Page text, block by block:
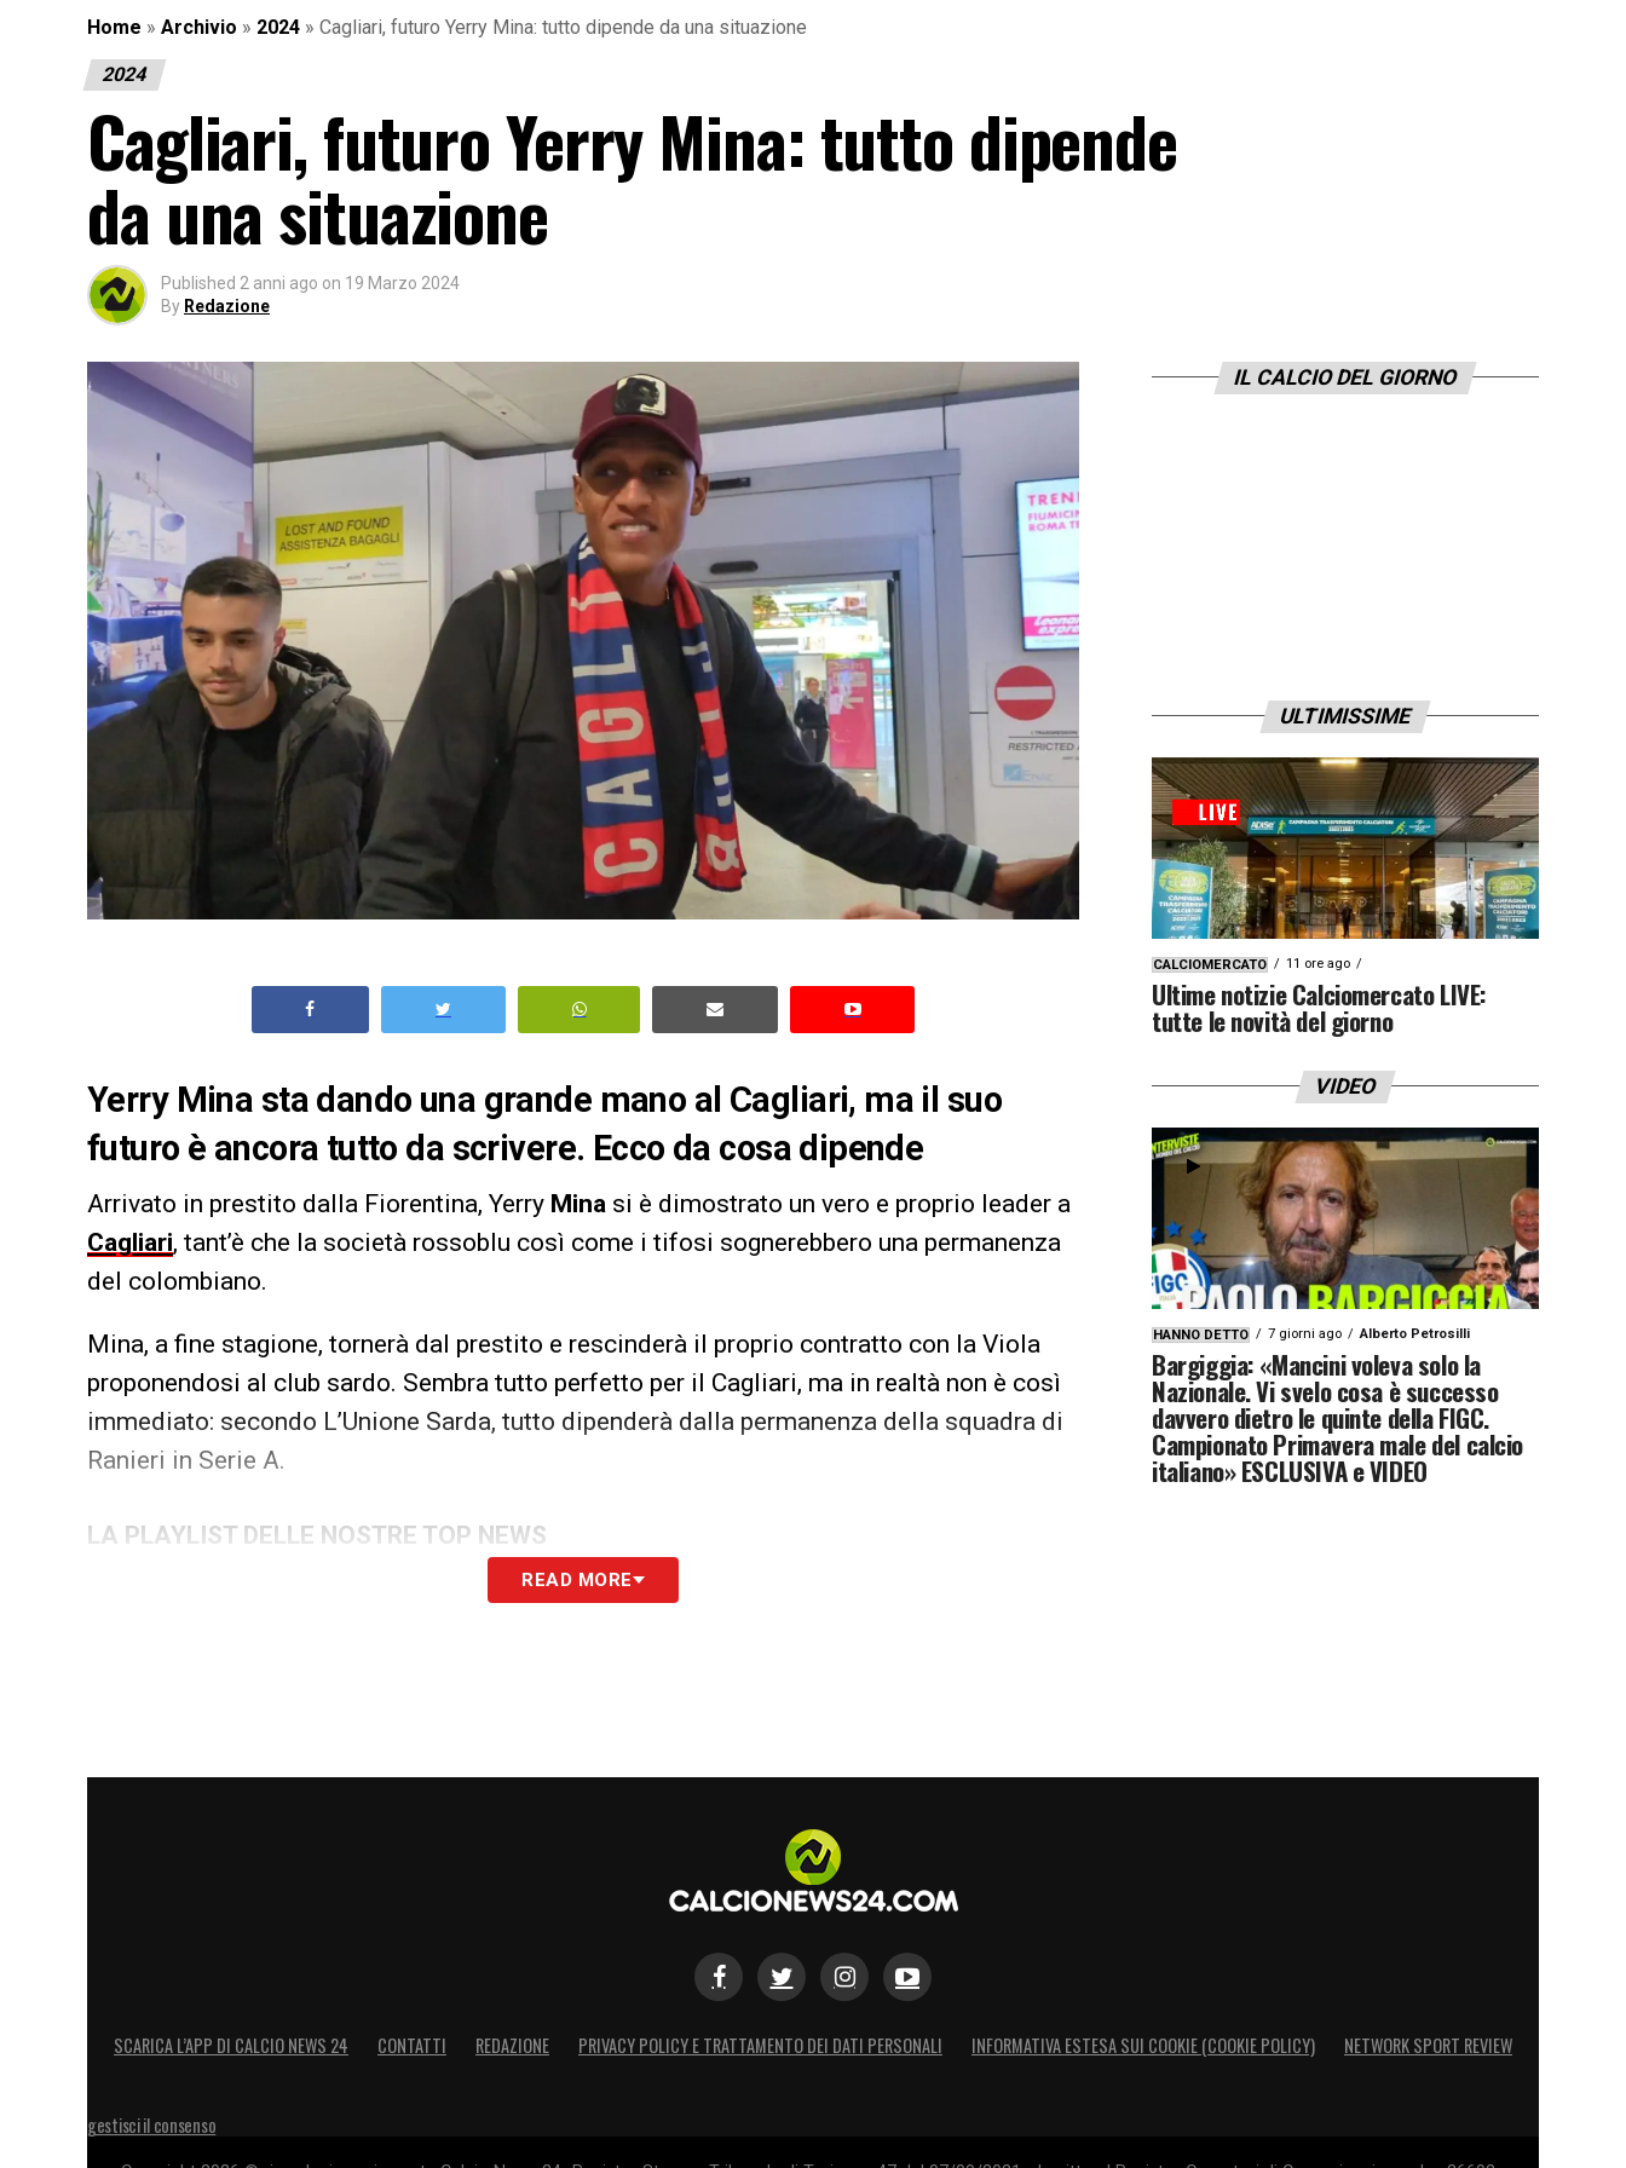
Home » Archivio » 2024 » Cagliari, futuro Yerry Mina: tutto dipende da una situazione
2024
Cagliari, futuro Yerry Mina: tutto dipende
da una situazione
Published 2 anni ago on 19 Marzo 2024
By Redazione
Yerry Mina sta dando una grande mano al Cagliari, ma il suo
futuro è ancora tutto da scrivere. Ecco da cosa dipende
Arrivato in prestito dalla Fiorentina, Yerry Mina si è dimostrato un vero e proprio leader a
Cagliari, tant’è che la società rossoblu così come i tifosi sognerebbero una permanenza
del colombiano.
Mina, a fine stagione, tornerà dal prestito e rescinderà il proprio contratto con la Viola
proponendosi al club sardo. Sembra tutto perfetto per il Cagliari, ma in realtà non è così
immediato: secondo L’Unione Sarda, tutto dipenderà dalla permanenza della squadra di
Ranieri in Serie A.
LA PLAYLIST DELLE NOSTRE TOP NEWS
READ MORE
IL CALCIO DEL GIORNO
ULTIMISSIME
CALCIOMERCATO 11 ore ago
Ultime notizie Calciomercato LIVE:
tutte le novità del giorno
VIDEO
HANNO DETTO 7 giorni ago Alberto Petrosilli
Bargiggia: «Mancini voleva solo la
Nazionale. Vi svelo cosa è successo
davvero dietro le quinte della FIGC.
Campionato Primavera male del calcio
italiano» ESCLUSIVA e VIDEO
SCARICA L’APP DI CALCIO NEWS 24 CONTATTI REDAZIONE PRIVACY POLICY E TRATTAMENTO DEI DATI PERSONALI INFORMATIVA ESTESA SUI COOKIE (COOKIE POLICY) NETWORK SPORT REVIEW
gestisci il consenso